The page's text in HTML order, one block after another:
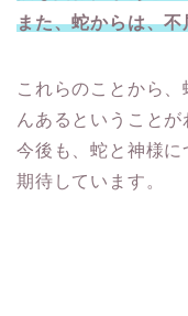
また、蛇からは、
これらのことから
んあるということが
今後も、蛇と神様
期待しています。